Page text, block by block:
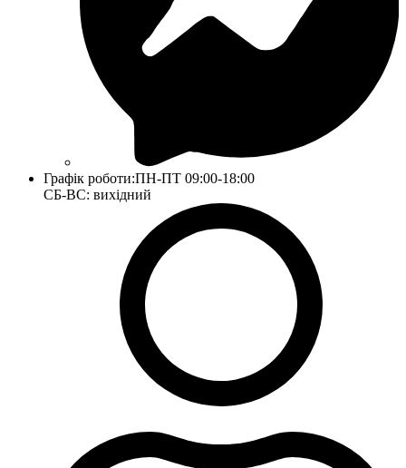
Графік роботи:ПН-ПТ 09:00-18:00
СБ-ВС: вихідний